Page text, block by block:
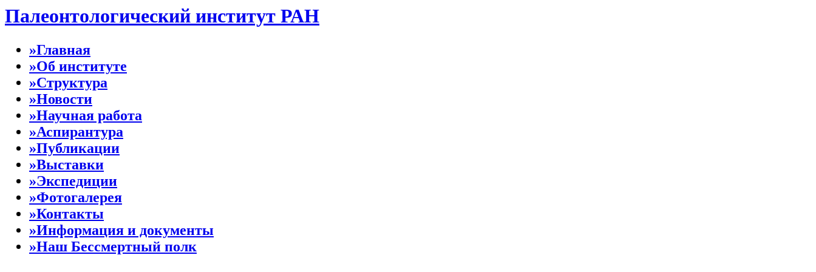
Палеонтологический институт РАН
»Главная
»Об институте
»Структура
»Новости
»Научная работа
»Аспирантура
»Публикации
»Выставки
»Экспедиции
»Фотогалерея
»Контакты
»Информация и документы
»Наш Бессмертный полк